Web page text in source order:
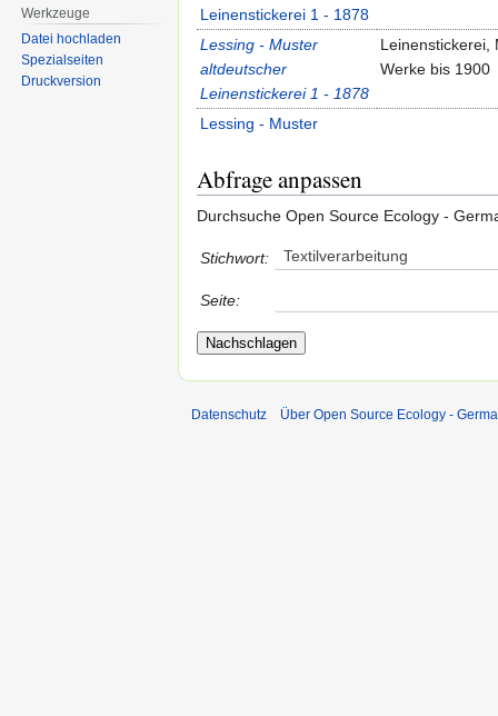
Leinenstickerei 1 - 1878
Lessing - Muster
altdeutscher
Leinenstickerei 1 - 1878
Leinenstickerei,
Werke bis 1900
Lessing - Muster
Leinenstickerei 2 - 1879
altdeutscher
Leinenstickerei 2 - 1879
Werke bis 1900
Webstuhl – OHLOOM
Open Hardware-
Webstuhl – OHLOOM
1878
Abfrage anpassen
Durchsuche Open Source Ecology -
Stichwort: Textilverarbeitung
Seite:
Werkzeuge
Datei hochladen
Spezialseiten
Druckversion
Datenschutz Über Open Source Ecology -